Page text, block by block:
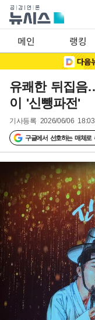
메인 랭킹
유쾌한 뒤집음
이 '신뺑파전'
기사등록 2026/06/06
구글에서 선호하는 매체로